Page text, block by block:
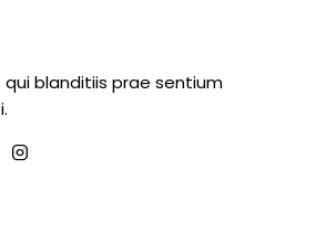
qui blanditiis prae sentium